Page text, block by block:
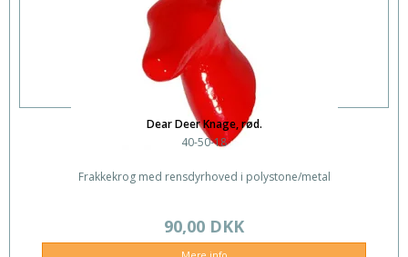
Dear Deer Knage, rød.
40-50-18
Frakkekrog med rensdyrhoved i polystone/metal
90,00 DKK